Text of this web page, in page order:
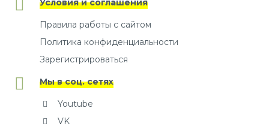
Условия и соглашения
Правила работы с сайтом
Политика конфиденциальности
Зарегистрироваться
Мы в соц. сетях
Youtube
VK